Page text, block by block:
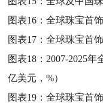
图表16：全球珠宝首
图表17：全球珠宝首
图表18： 2007-2025年
亿美元，%）
图表19：全球珠宝首